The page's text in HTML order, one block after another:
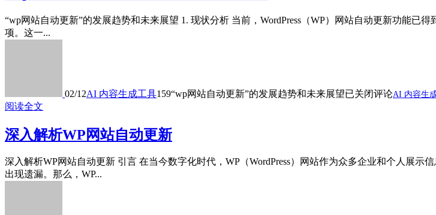
“wp网站自动更新”的发展趋势和未来展望 1. 现状分析 当前，WordPress（WP）网站自动更新功能已
项。这一...
02/12AI 内容生成工具159“wp网站自动更新”的发展趋势和未来展望已关闭评论AI 内容生
阅读全文
深入解析WP网站自动更新
深入解析WP网站自动更新 引言 在当今数字化时代，WP（WordPress）网站作为众多企业和个人展
出现遗漏。那么，WP...